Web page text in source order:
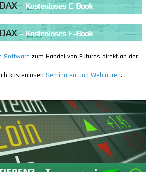
Software zum Handel von Futures direkt an der
kostenlosen Seminaren und Webinaren.